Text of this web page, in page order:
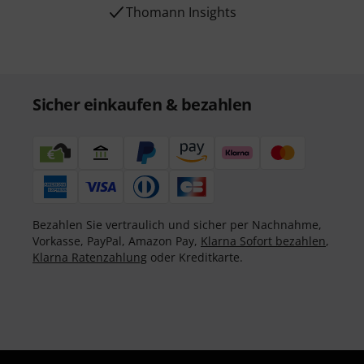
Thomann Insights
Sicher einkaufen & bezahlen
Bezahlen Sie vertraulich und sicher per Nachnahme,
Vorkasse, PayPal, Amazon Pay, Klarna Sofort bezahlen,
Klarna Ratenzahlung oder Kreditkarte.